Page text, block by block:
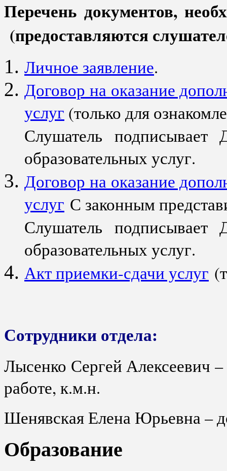
Перечень документов,
(предоставляются
Личное заявление.
Договор на оказание
услуг (только для
Слушатель подписывает
образовательных услуг.
Договор на оказание
услуг С законным
Слушатель подписывает
образовательных услуг.
Акт приемки-сдачи услуг
Сотрудники отдела:
Лысенко Сергей Алексеевич
работе, к.м.н.
Шенявская Елена Юрьевна –
Образование